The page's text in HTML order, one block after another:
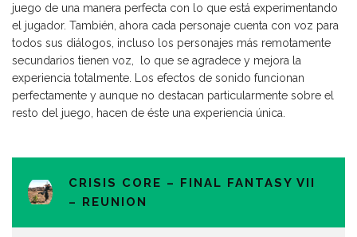
juego de una manera perfecta con lo que está experimentando
el jugador. También, ahora cada personaje cuenta con voz para
todos sus diálogos, incluso los personajes más remotamente
secundarios tienen voz, lo que se agradece y mejora la
experiencia totalmente. Los efectos de sonido funcionan
perfectamente y aunque no destacan particularmente sobre el
resto del juego, hacen de éste una experiencia única.
CRISIS CORE – FINAL FANTASY VII
– REUNION